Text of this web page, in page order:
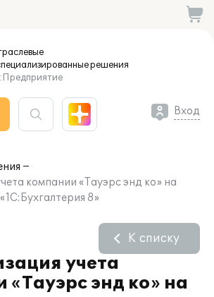
решения
Вход
компании «Тауэрс энд ко» на
8»
учета
«Тауэрс энд ко» на
К списку